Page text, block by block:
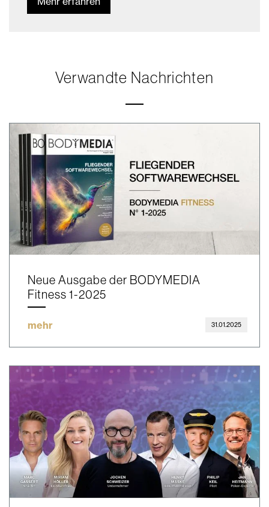
Verwandte Nachrichten
Neue Ausgabe der BODYMEDIA
Fitness 1-2025
mehr 31.01.2025